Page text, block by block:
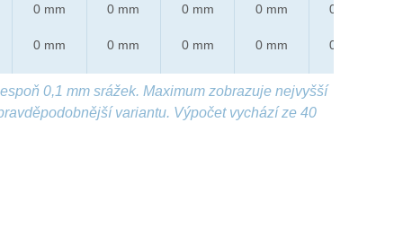
0 mm
0 mm
0 mm
0 mm
0 mm
0 mm
0 mm
0 mm
0 mm
0 mm
0,1 mm srážek. Maximum zobrazuje nejvyšší
variantu. Výpočet vychází ze 40